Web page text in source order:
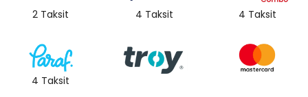
2 Taksit 4 Taksit 4 Taksit
4 Taksit